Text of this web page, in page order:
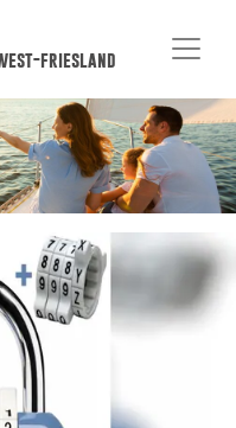
friesland